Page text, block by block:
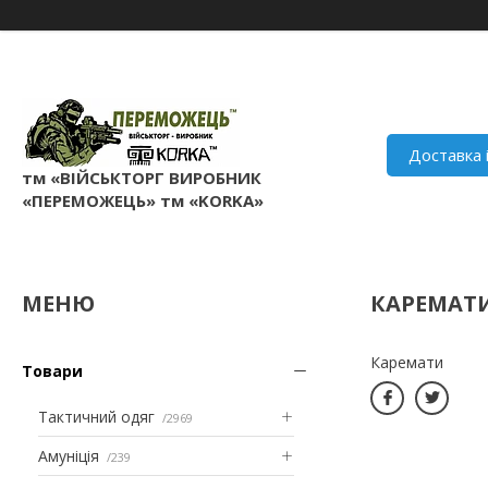
тм «ВІЙСЬКТОРГ ВИРОБНИК
«ПЕРЕМОЖЕЦЬ» тм «KORKA»
Доставка
Товари
Тактичний одяг 2969
Амуніція 239
Каремати